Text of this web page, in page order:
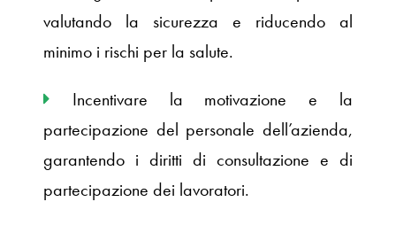
valutando la sicurezza e riducendo al
minimo i rischi per la salute.
Incentivare la motivazione e la
partecipazione del personale dell’azienda,
garantendo i diritti di consultazione e di
partecipazione dei lavoratori.